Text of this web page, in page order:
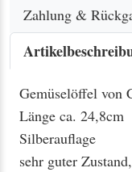
Zahlung &
Gemüselöffel von
Länge ca. 24,8cm
Silberauflage
sehr guter